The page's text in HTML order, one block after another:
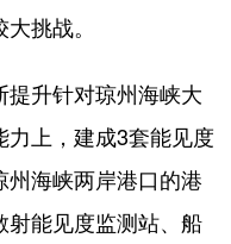
挑战。
升针对琼州海峡大
上，建成3套能见度
海峡两岸港口的港
能见度监测站、船